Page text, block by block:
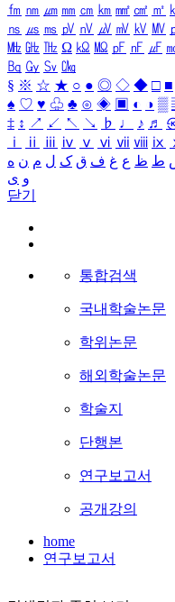
㎙ ㎚ ㎛ ㎜ ㎝ ㎞ ㎟ ㎠ ㎡
㎱ ㎲ ㎳ ㎴ ㎵ ㎶ ㎷ ㎸ ㎹
㎒ ㎓ ㎔ Ω ㏀ ㏁ ㎊ ㎋ ㎌
㏃ ㏉ ㏜ ㏆
§ ※ ☆ ★ ○ ● ◎ ◇ ◆ □ ■
♠ ♡ ♥ ♧ ♣ ⊙ ◈ ▣ ◐ ◑ ▒
‡ ↕ ↗ ↙ ↖ ↘ ♭ ♩ ♪ ♬
ⅰ
ⅱ ⅲ ⅳ ⅴ ⅵ ⅶ ⅷ ⅸ
ط ظ ع غ ف ق ک ل م ن ه
و ی
닫기
통합검색
국내학술논문
학위논문
해외학술논문
학술지
단행본
연구보고서
공개강의
home
연구보고서